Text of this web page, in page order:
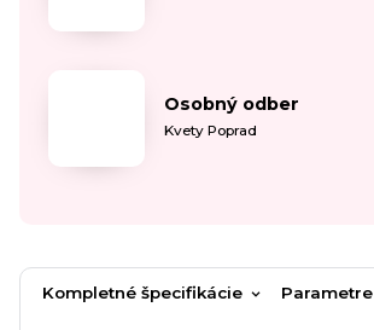
Osobný odber
Kvety Poprad
Kompletné špecifikácie Parametre